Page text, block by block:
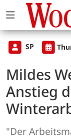
SP
Mildes
Anstieg
"Der